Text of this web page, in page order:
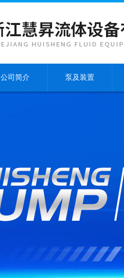
公司简介 泵及装置